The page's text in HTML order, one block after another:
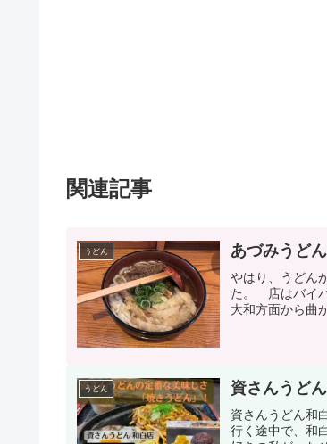
関連記事
うどん あづみうど
やはり、うどん
た。 店はバイ
大和方面から曲
うどん 資さんうど
資さんうどん和
行く途中で、和